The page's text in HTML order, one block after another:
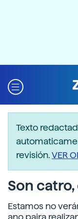
Texto
revisión.VER
Son
Estamos no
ano paira